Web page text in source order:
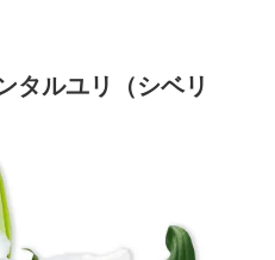
ルユリ（シベリ